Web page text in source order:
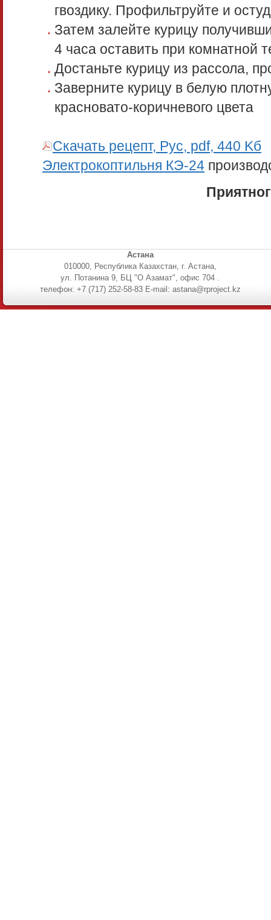
гвоздику. Профильтруйте и
Затем залейте курицу
4 часа оставить при комнатной
Достаньте курицу из рассола,
Заверните курицу в белую
красновато-коричневого цвета
Скачать рецепт, Рус, pdf, 440 Kб
Электрокоптильня КЭ-24
Астана
010000, Республика Казахстан, г. Астана,
ул. Потанина 9, БЦ "О Азамат", офис 704 .
телефон: +7 (717) 252-58-83 E-mail: astana@rproject.kz